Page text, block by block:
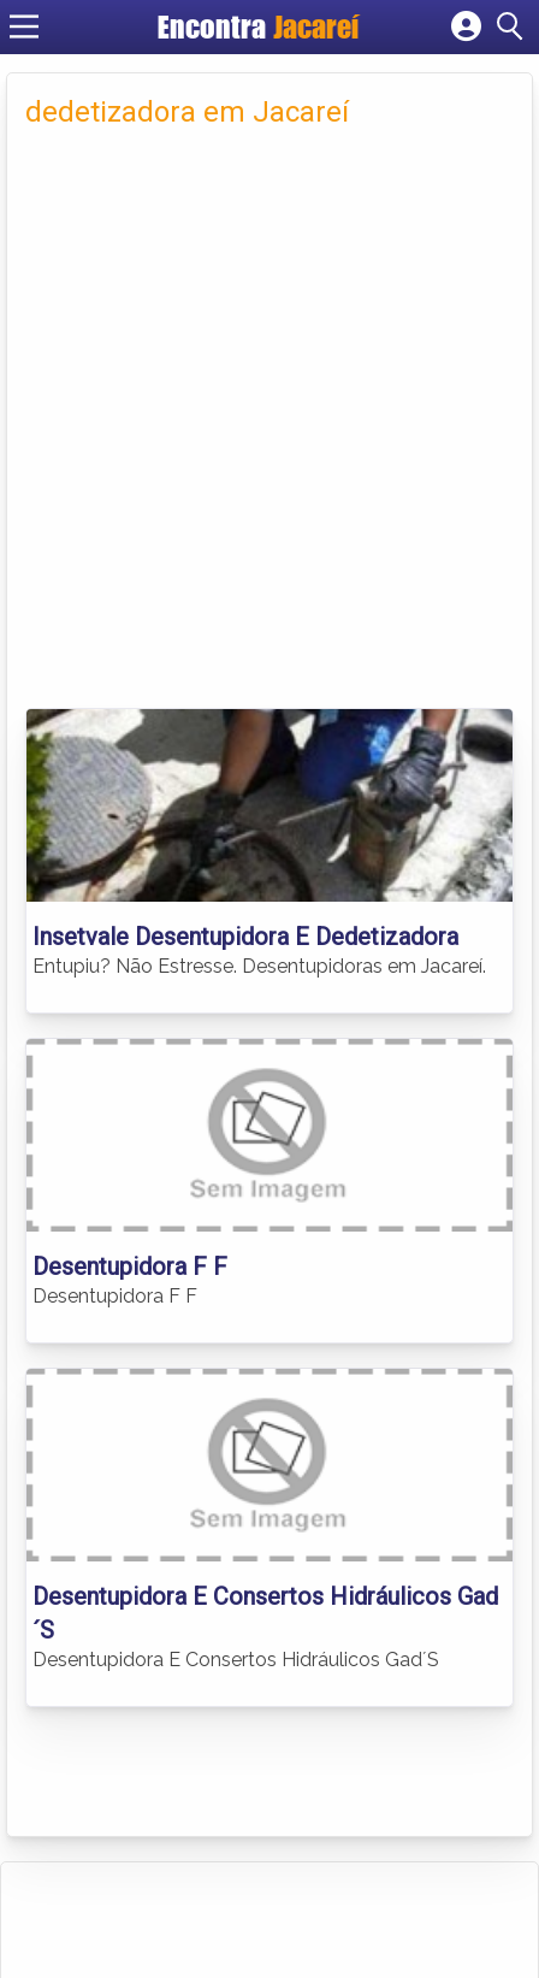
Encontra Jacareí
Cadastrar empresa
Criar conta
dedetizadora em Jacareí
Insetvale Desentupidora E Dedetizadora
Entupiu? Não Estresse. Desentupidoras em Jacareí.
Desentupidora F F
Desentupidora F F
Desentupidora E Consertos Hidráulicos Gad
´S
Desentupidora E Consertos Hidráulicos Gad´S